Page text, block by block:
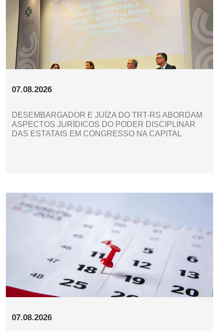
07.08.2026
DESEMBARGADOR E JUÍZA DO TRT-RS ABORDAM
ASPECTOS JURÍDICOS DO PODER DISCIPLINAR
DAS ESTATAIS EM CONGRESSO NA CAPITAL
07.08.2026